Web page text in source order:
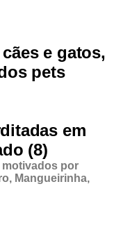
e gatos,
pets
em
(8)
por
Mangueirinha,